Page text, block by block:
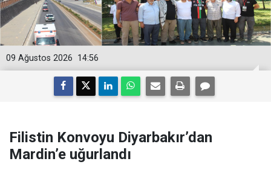
14:56
09 Ağustos 2026
Filistin Konvoyu Diyarbakır’dan
Mardin’e uğurlandı